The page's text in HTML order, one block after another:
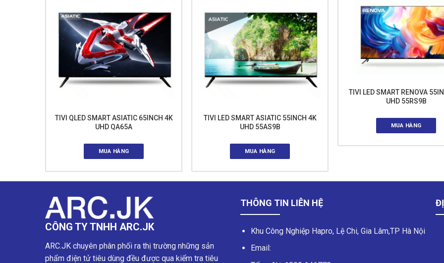
TIVI QLED SMART ASIATIC 65INCH 4K
UHD QA65A
MUA HÀNG
TIVI LED SMART ASIATIC 55INCH 4K
UHD 55AS9B
MUA HÀNG
TIVI LED SMART RENOVA
UHD 55RS9B
MUA HÀNG
CÔNG TY TNHH ARC.JK
ARC.JK chuyên phân phối ra thị trường những sản
phẩm điện tử tiêu dùng đều được qua kiểm tra tiêu
THÔNG TIN LIÊN HỆ
Khu Công Nghiệp Hapro, Lệ Chi, Gia Lâm,TP Hà Nội
Email: